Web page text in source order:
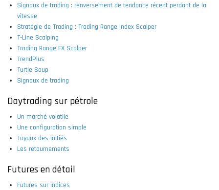
Signaux de trading : renversement de tendance récent perdant de la
vitesse
Stratégie de Trading : Trading Range Index Scalper
T-Line Scalping
Trading Range FX Scalper
TrendPlus
Turtle Soup
Signaux de trading
Daytrading sur pétrole
Un marché volatile
Une configuration simple
Tuyaux des initiés
Les retournements
Futures en détail
Futures sur indices